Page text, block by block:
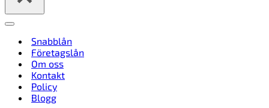
Navigeringsmeny
Snabblån
Företagslån
Om oss
Kontakt
Policy
Blogg